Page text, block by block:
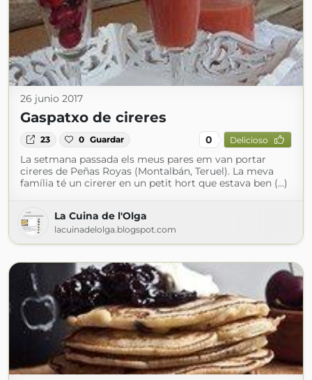
26 junio 2017
Gaspatxo de cireres
23 0 Guardar 0 Delicioso
La setmana passada els meus pares em van portar
cireres de Peñas Royas (Montalbán, Teruel). La meva
família té un cirerer en un petit hort que estava ben (...)
La Cuina de l'Olga
lacuinadelolga.blogspot.com